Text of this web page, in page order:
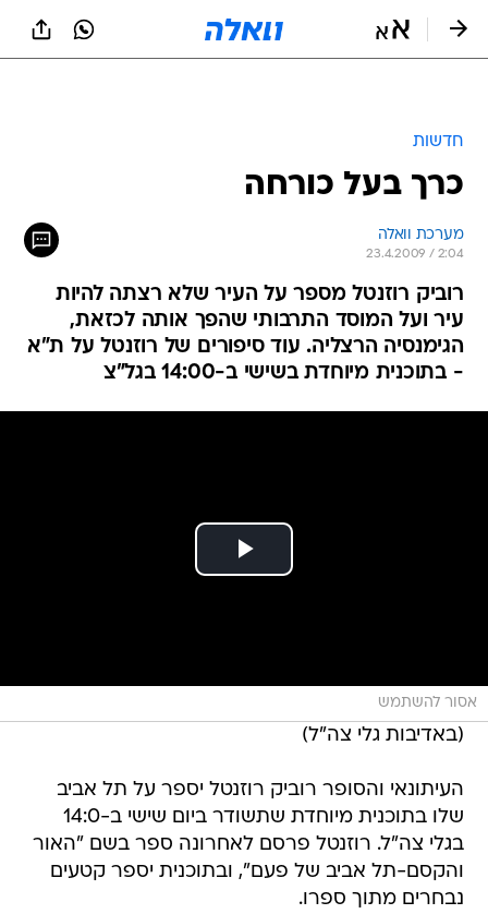
חדשות
כרך בעל כורחה
מערכת וואלה
23.4.2009 / 2:04
רוביק רוזנטל מספר על העיר שלא רצתה להיות
עיר ועל המוסד התרבותי שהפך אותה לכזאת,
הגימנסיה הרצליה. עוד סיפורים של רוזנטל על ת"א
- בתוכנית מיוחדת בשישי ב-14:00 בגל"צ
אסור להשתמש
(באדיבות גלי צה"ל)
העיתונאי והסופר רוביק רוזנטל יספר על תל אביב
שלו בתוכנית מיוחדת שתשודר ביום שישי ב-14:0
בגלי צה"ל. רוזנטל פרסם לאחרונה ספר בשם "האור
והקסם-תל אביב של פעם", ובתוכנית יספר קטעים
נבחרים מתוך ספרו.